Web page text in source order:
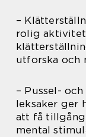
–
rolig aktivitet
utforska och
– Pussel-
leksaker ger
att få
mental